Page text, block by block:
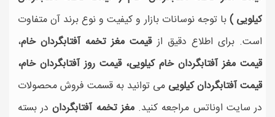
کیلویی)با توجه نوسانات بازار و کیفیت و نوع برند آن متفاوت
است. برای اطلاع دقیق ازقیمت مغز تخمه آفتابگردان خام،
قیمت مغز آفتابگردان خام کیلویی، قیمت روز آفتابگردان خام،
قیمت آفتابگردان کیلویی می توانید به قسمت فروش محصولات
در سایت اوناتس مراجعه کنید. مغز تخمه آفتابگرداندر بسته